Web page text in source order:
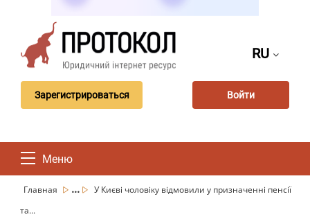
RU
Зарегистрироваться Войти
Меню
Главная ...
У Києві чоловіку відмовили у призначенні пенсії
та...